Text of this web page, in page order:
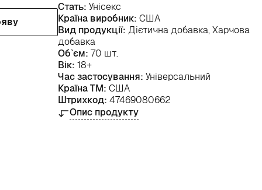
Стать: Унісекс
Країна виробник: США
Вид продукції: Дієтична добавка, Харчова
добавка
Об`єм: 70 шт.
Вік: 18+
Час застосування: Універсальний
Країна ТМ: США
Штрихкод: 47469080662
Опис продукту